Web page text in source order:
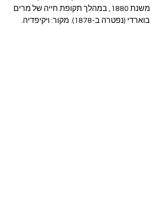
משנת 1880, במהלך תקופת חייה של מרים
בוארדי (נפטרה ב-1878). מקור: ויקיפדיה.